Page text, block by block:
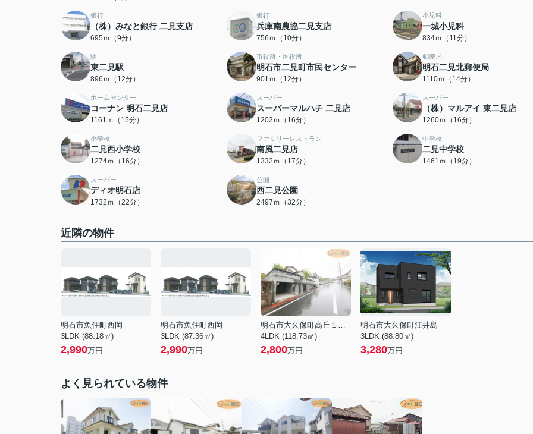
銀行
（株）みなと銀行 二見支店
695ｍ（9分）
銀行
兵庫南農協二見支店
756ｍ（10分）
小児科
一城小児科
834ｍ（11分）
駅
東二見駅
896ｍ（12分）
市役所・区役所
明石市二見町市民センター
901ｍ（12分）
郵便局
明石二見北郵便局
1110ｍ（14分）
ホームセンター
コーナン 明石二見店
1161ｍ（15分）
スーパー
スーパーマルハチ 二見店
1202ｍ（16分）
スーパー
（株）マルアイ 東二見店
1260ｍ（16分）
小学校
二見西小学校
1274ｍ（16分）
ファミリーレストラン
南風二見店
1332ｍ（17分）
中学校
二見中学校
1461ｍ（19分）
スーパー
ディオ明石店
1732ｍ（22分）
公園
西二見公園
2497ｍ（32分）
近隣の物件
明石市魚住町西岡
3LDK (88.18㎡)
2,990万円
明石市魚住町西岡
3LDK (87.36㎡)
2,990万円
明石市大久保町高丘１丁目
4LDK (118.73㎡)
2,800万円
明石市大久保町江井島
3LDK (88.80㎡)
3,280万円
よく見られている物件